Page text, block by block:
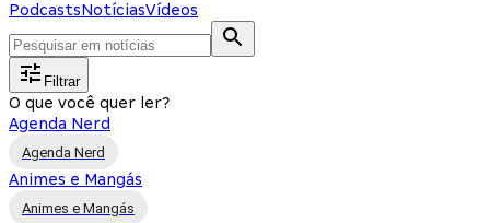
PodcastsNotíciasVídeos
Filtrar
O que você quer ler?
Agenda Nerd
Agenda Nerd
Animes e Mangás
Animes e Mangás